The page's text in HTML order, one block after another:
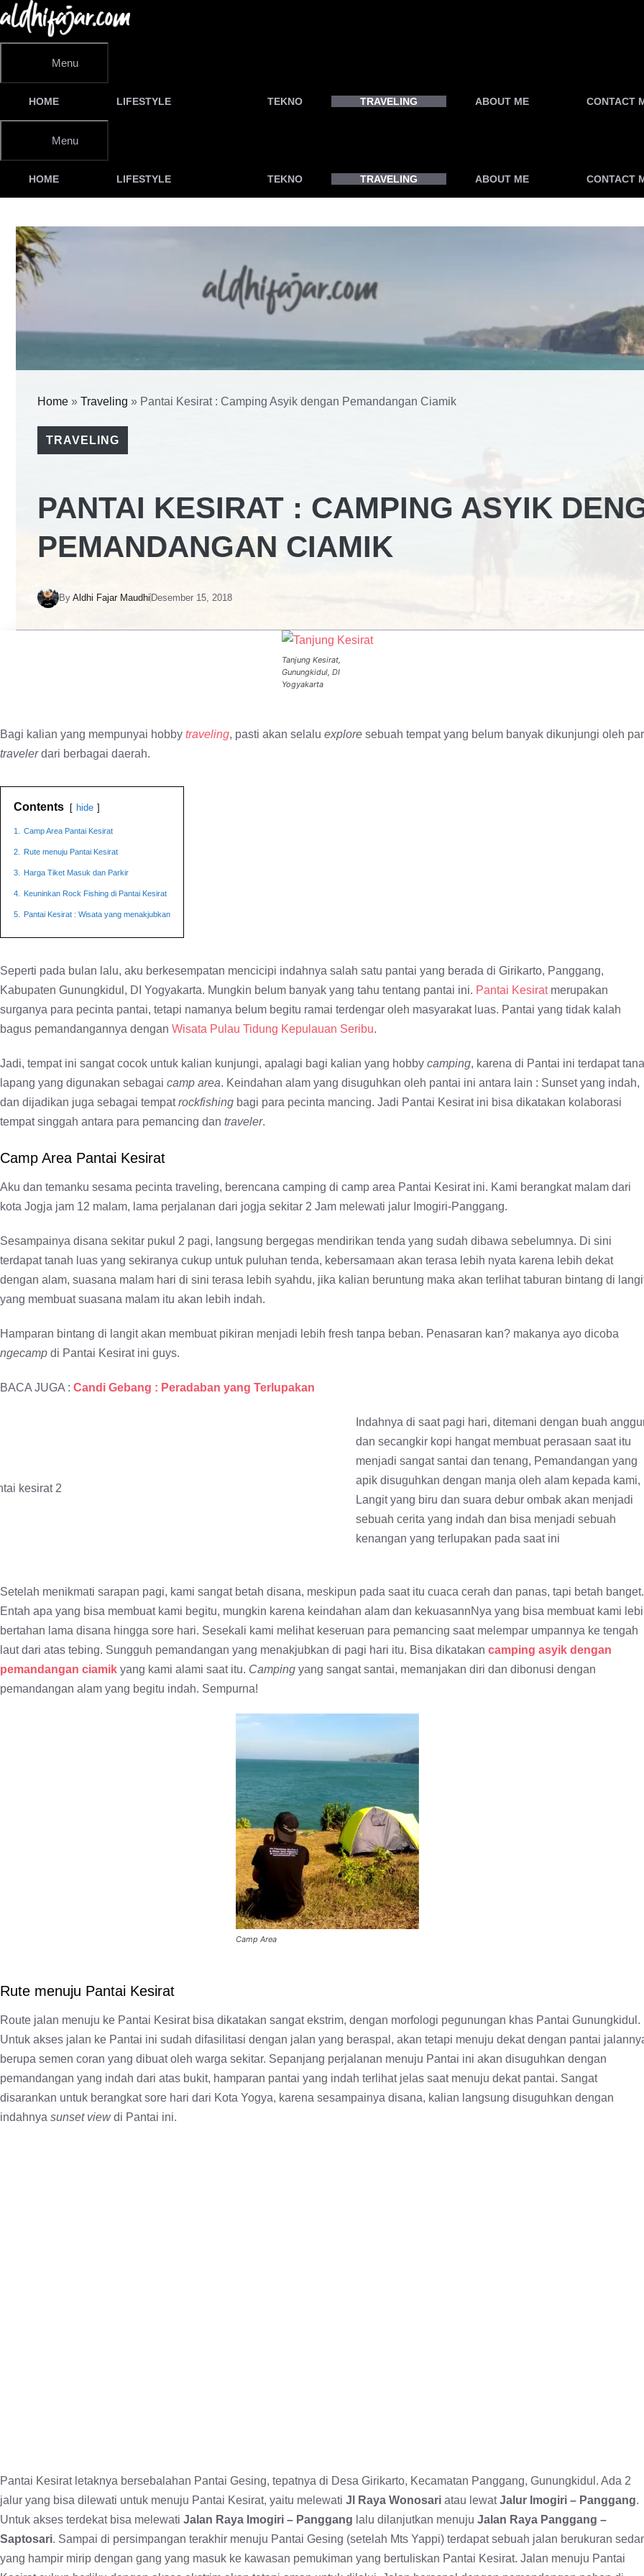
Langsung
ke
isi
Menu
HOME LIFESTYLE TEKNO TRAVELING ABOUT ME CONTACT
Menu
HOME LIFESTYLE TEKNO TRAVELING ABOUT ME CONTACT
Home » Traveling » Pantai Kesirat : Camping Asyik dengan Pemandangan Ciamik
TRAVELING
PANTAI KESIRAT : CAMPING ASYIK
PEMANDANGAN CIAMIK
By Aldhi Fajar Maudhi Desember 15, 2018
Tanjung Kesirat,
Gunungkidul, DI
Yogyakarta
Bagi kalian yang mempunyai hobby traveling, pasti akan selalu explore sebuah tempat yang belum banyak dikunjungi oleh
travelerdari berbagai daerah.
Contents hide
1. Camp Area Pantai Kesirat
2. Rute menuju Pantai Kesirat
3. Harga Tiket Masuk dan Parkir
4. Keuninkan Rock Fishing di Pantai Kesirat
5. Pantai Kesirat : Wisata yang menakjubkan
Seperti pada bulan lalu, aku berkesempatan mencicipi indahnya salah satu pantai yang berada di Girikarto, Panggang,
Kabupaten Gunungkidul, DI Yogyakarta. Mungkin belum banyak yang tahu tentang pantai ini. Pantai Kesiratmerupakan
surganya para pecinta pantai, tetapi namanya belum begitu ramai terdengar oleh masyarakat luas. Pantai yang tidak kalah
bagus pemandangannya dengan Wisata Pulau Tidung Kepulauan Seribu.
Jadi, tempat ini sangat cocok untuk kalian kunjungi, apalagi bagi kalian yang hobby camping, karena di Pantai ini terdapat
lapang yang digunakan sebagai camp area. Keindahan alam yang disuguhkan oleh pantai ini antara lain : Sunset yang indah,
dan dijadikan juga sebagai tempatrockfishing bagi para pecinta mancing. Jadi Pantai Kesirat ini bisa dikatakan kolaborasi
tempat singgah antara para pemancing dan traveler.
Camp Area Pantai Kesirat
Aku dan temanku sesama pecinta traveling, berencana camping di camp area Pantai Kesirat ini. Kami berangkat malam dari
kota Jogja jam 12 malam, lama perjalanan dari jogja sekitar 2 Jam melewati jalur Imogiri-Panggang.
Sesampainya disana sekitar pukul 2 pagi, langsung bergegas mendirikan tenda yang sudah dibawa sebelumnya. Di sini
terdapat tanah luas yang sekiranya cukup untuk puluhan tenda, kebersamaan akan terasa lebih nyata karena lebih dekat
dengan alam, suasana malam hari di sini terasa lebih syahdu, jika kalian beruntung maka akan terlihat taburan bintang di
yang membuat suasana malam itu akan lebih indah.
Hamparan bintang di langit akan membuat pikiran menjadi lebih fresh tanpa beban. Penasaran kan? makanya ayo dicoba
ngecamp di Pantai Kesirat ini guys.
BACA JUGA : Candi Gebang : Peradaban yang Terlupakan
Indahnya di saat pagi hari, ditemani dengan buah
dan secangkir kopi hangat membuat perasaan saat itu
menjadi sangat santai dan tenang, Pemandangan yang
apik disuguhkan dengan manja oleh alam kepada kami,
Langit yang biru dan suara debur ombak akan menjadi
sebuah cerita yang indah dan bisa menjadi sebuah
kenangan yang terlupakan pada saat ini
Setelah menikmati sarapan pagi, kami sangat betah disana, meskipun pada saat itu cuaca cerah dan panas, tapi betah banget.
Entah apa yang bisa membuat kami begitu, mungkin karena keindahan alam dan kekuasannNya yang bisa membuat kami
bertahan lama disana hingga sore hari. Sesekali kami melihat keseruan para pemancing saat melempar umpannya ke tengah
laut dari atas tebing. Sungguh pemandangan yang menakjubkan di pagi hari itu. Bisa dikatakan camping asyik dengan
pemandangan ciamik yang kami alami saat itu. Camping yang sangat santai, memanjakan diri dan dibonusi dengan
pemandangan alam yang begitu indah. Sempurna!
Camp Area
Rute menuju Pantai Kesirat
Route jalan menuju ke Pantai Kesirat bisa dikatakan sangat ekstrim, dengan morfologi pegunungan khas Pantai Gunungkidul.
Untuk akses jalan ke Pantai ini sudah difasilitasi dengan jalan yang beraspal, akan tetapi menuju dekat dengan pantai
berupa semen coran yang dibuat oleh warga sekitar. Sepanjang perjalanan menuju Pantai ini akan disuguhkan dengan
pemandangan yang indah dari atas bukit, hamparan pantai yang indah terlihat jelas saat menuju dekat pantai. Sangat
disarankan untuk berangkat sore hari dari Kota Yogya, karena sesampainya disana, kalian langsung disuguhkan dengan
indahnya sunset viewdi Pantai ini.
Pantai Kesirat letaknya bersebalahan Pantai Gesing, tepatnya di Desa Girikarto, Kecamatan Panggang, Gunungkidul. Ada 2
jalur yang bisa dilewati untuk menuju Pantai Kesirat, yaitu melewati Jl Raya Wonosari atau lewatJalur Imogiri – Panggang.
Untuk akses terdekat bisa melewati Jalan Raya Imogiri – Panggang lalu dilanjutkan menuju Jalan Raya Panggang –
Saptosari. Sampai di persimpangan terakhir menuju Pantai Gesing (setelah Mts Yappi) terdapat sebuah jalan berukuran
yang hampir mirip dengan gang yang masuk ke kawasan pemukiman yang bertuliskan Pantai Kesirat. Jalan menuju Pantai